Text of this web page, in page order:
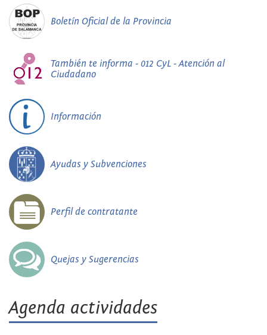
Boletín Oficial de la Provincia
También te informa - 012 CyL - Atención al
Ciudadano
Información
Ayudas y Subvenciones
Perfil de contratante
Quejas y Sugerencias
Agenda actividades